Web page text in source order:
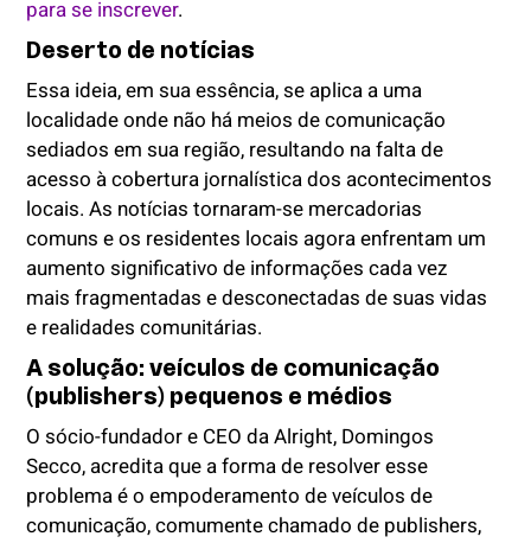
para se inscrever.
Deserto de notícias
Essa ideia, em sua essência, se aplica a uma
localidade onde não há meios de comunicação
sediados em sua região, resultando na falta de
acesso à cobertura jornalística dos acontecimentos
locais. As notícias tornaram-se mercadorias
comuns e os residentes locais agora enfrentam um
aumento significativo de informações cada vez
mais fragmentadas e desconectadas de suas vidas
e realidades comunitárias.
A solução: veículos de comunicação
(publishers) pequenos e médios
O sócio-fundador e CEO da Alright, Domingos
Secco, acredita que a forma de resolver esse
problema é o empoderamento de veículos de
comunicação, comumente chamado de publishers,